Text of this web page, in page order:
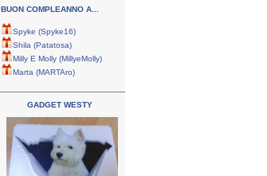
BUON COMPLEANNO A...
Spyke (Spyke16)
Shila (Patatosa)
Milly E Molly (MillyeMolly)
Marta (MARTAro)
GADGET WESTY